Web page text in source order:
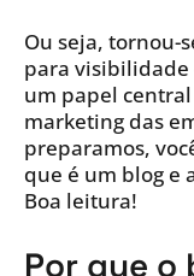
Ou seja, tornou-
para visibilidade
um papel
marketing das
preparamos,
que é um blog e
Boa leitura!
Por que